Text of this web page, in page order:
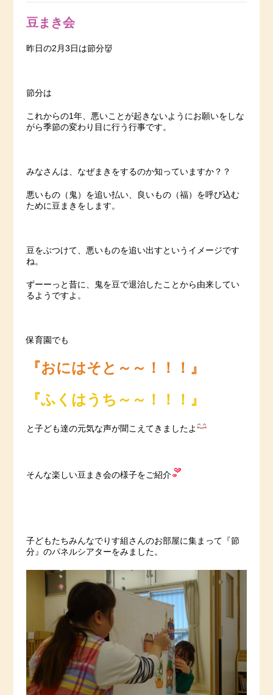
豆まき会
昨日の2月3日は節分👹
節分は
これからの1年、悪いことが起きないようにお願いをしな
がら季節の変わり目に行う行事です。
みなさんは、なぜまきをするのか知っていますか？？
悪いもの（鬼）を追い払い、良いもの（福）を呼び込む
ために豆まきをします。
豆をぶつけて、悪いものを追い出すというイメージです
ね。
ずーーっと昔に、鬼を豆で退治したことから由来してい
るようですよ。
保育園でも
『おにはそと～～！！！』
『ふくはうち～～！！！』
と子ども達の元気な声が聞こえてきましたよ
そんな楽しい豆まき会の様子をご紹介
子どもたちみんなでりす組さんのお部屋に集まって『節
分』のパネルシアターをみました。